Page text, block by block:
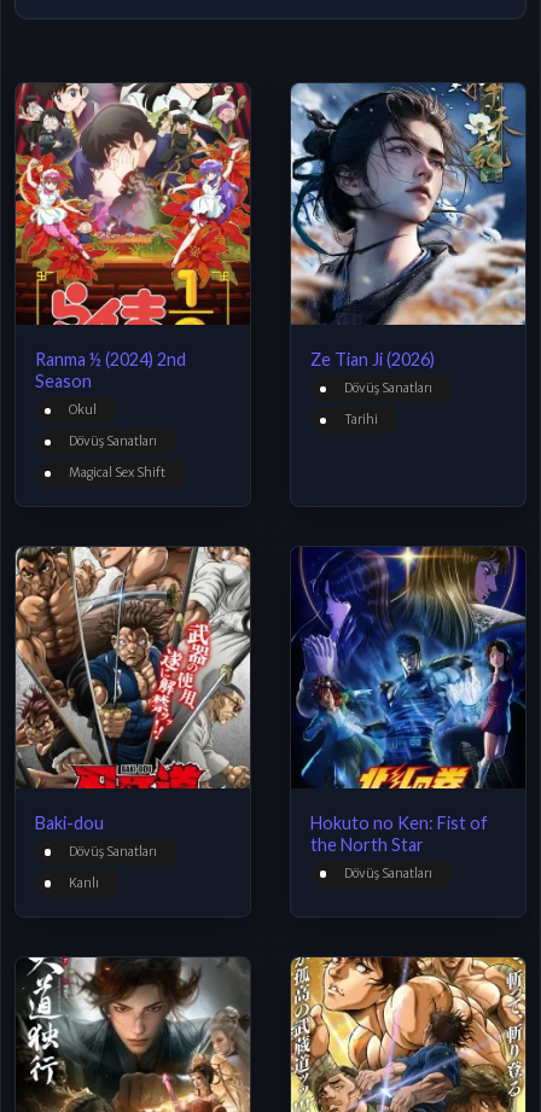
Ranma ½ (2024) 2nd
Season
Okul
Dövüş Sanatları
Magical Sex Shift
Ze Tian Ji (2026)
Dövüş Sanatları
Tarihi
Baki-dou
Dövüş Sanatları
Kanlı
Hokuto no Ken: Fist of
the North Star
Dövüş Sanatları